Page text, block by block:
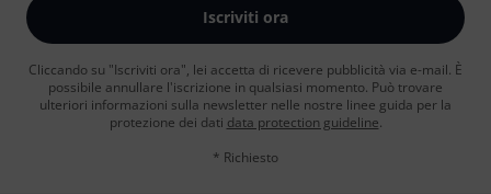
Iscriviti ora
Cliccando su "Iscriviti ora", lei accetta di ricevere pubblicità via e-mail. È
possibile annullare l'iscrizione in qualsiasi momento. Può trovare
ulteriori informazioni sulla newsletter nelle nostre linee guida per la
protezione dei dati data protection guideline.
* Richiesto